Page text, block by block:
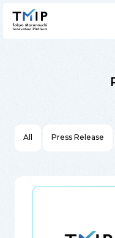
All Press Release